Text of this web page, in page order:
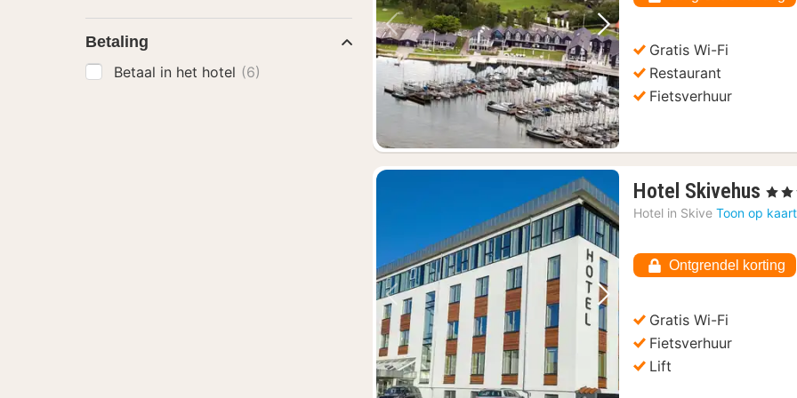
Vorige foto Volgende foto
Gratis Wi-Fi
Restaurant
Fietsverhuur
Vorige foto Volgende foto
Hotel Skivehus 1
€
, 3
Hotel in Skive Toon op kaart
Ontgrendel korting
Gratis Wi-Fi
Fietsverhuur
Lift
Betaling
Betaal in het hotel (6)